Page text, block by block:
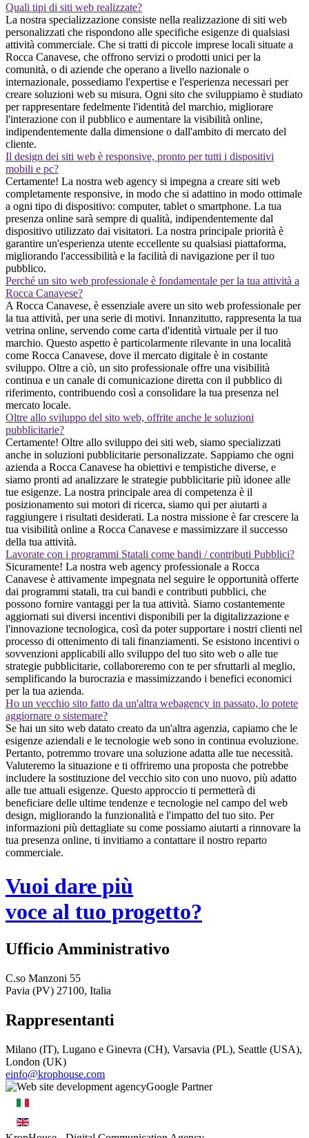
Quali tipi di siti web realizzate?
La nostra specializzazione consiste nella realizzazione di siti web
personalizzati che rispondono alle specifiche esigenze di qualsiasi
attività commerciale. Che si tratti di piccole imprese locali situate a
Rocca Canavese, che offrono servizi o prodotti unici per la
comunità, o di aziende che operano a livello nazionale o
internazionale, possediamo l'expertise e l'esperienza necessari per
creare soluzioni web su misura. Ogni sito che sviluppiamo è studiato
per rappresentare fedelmente l'identità del marchio, migliorare
l'interazione con il pubblico e aumentare la visibilità online,
indipendentemente dalla dimensione o dall'ambito di mercato del
cliente.
Il design dei siti web è responsive, pronto per tutti i dispositivi
mobili e pc?
Certamente! La nostra web agency si impegna a creare siti web
completamente responsive, in modo che si adattino in modo ottimale
a ogni tipo di dispositivo: computer, tablet o smartphone. La tua
presenza online sarà sempre di qualità, indipendentemente dal
dispositivo utilizzato dai visitatori. La nostra principale priorità è
garantire un'esperienza utente eccellente su qualsiasi piattaforma,
migliorando l'accessibilità e la facilità di navigazione per il tuo
pubblico.
Perché un sito web professionale è fondamentale per la tua attività a
Rocca Canavese?
A Rocca Canavese, è essenziale avere un sito web professionale per
la tua attività, per una serie di motivi. Innanzitutto, rappresenta la tua
vetrina online, servendo come carta d'identità virtuale per il tuo
marchio. Questo aspetto è particolarmente rilevante in una località
come Rocca Canavese, dove il mercato digitale è in costante
sviluppo. Oltre a ciò, un sito professionale offre una visibilità
continua e un canale di comunicazione diretta con il pubblico di
riferimento, contribuendo così a consolidare la tua presenza nel
mercato locale.
Oltre allo sviluppo del sito web, offrite anche le soluzioni
pubblicitarie?
Certamente! Oltre allo sviluppo dei siti web, siamo specializzati
anche in soluzioni pubblicitarie personalizzate. Sappiamo che ogni
azienda a Rocca Canavese ha obiettivi e tempistiche diverse, e
siamo pronti ad analizzare le strategie pubblicitarie più idonee alle
tue esigenze. La nostra principale area di competenza è il
posizionamento sui motori di ricerca, siamo qui per aiutarti a
raggiungere i risultati desiderati. La nostra missione è far crescere la
tua visibilità online a Rocca Canavese e massimizzare il successo
della tua attività.
Lavorate con i programmi Statali come bandi / contributi Pubblici?
Sicuramente! La nostra web agency professionale a Rocca
Canavese è attivamente impegnata nel seguire le opportunità offerte
dai programmi statali, tra cui bandi e contributi pubblici, che
possono fornire vantaggi per la tua attività. Siamo costantemente
aggiornati sui diversi incentivi disponibili per la digitalizzazione e
l'innovazione tecnologica, così da poter supportare i nostri clienti nel
processo di ottenimento di tali finanziamenti. Se esistono incentivi o
sovvenzioni applicabili allo sviluppo del tuo sito web o alle tue
strategie pubblicitarie, collaboreremo con te per sfruttarli al meglio,
semplificando la burocrazia e massimizzando i benefici economici
per la tua azienda.
Ho un vecchio sito fatto da un'altra webagency in passato, lo potete
aggiornare o sistemare?
Se hai un sito web datato creato da un'altra agenzia, capiamo che le
esigenze aziendali e le tecnologie web sono in continua evoluzione.
Pertanto, potremmo trovare una soluzione adatta alle tue necessità.
Valuteremo la situazione e ti offriremo una proposta che potrebbe
includere la sostituzione del vecchio sito con uno nuovo, più adatto
alle tue attuali esigenze. Questo approccio ti permetterà di
beneficiare delle ultime tendenze e tecnologie nel campo del web
design, migliorando la funzionalità e l'impatto del tuo sito. Per
informazioni più dettagliate su come possiamo aiutarti a rinnovare la
tua presenza online, ti invitiamo a contattare il nostro reparto
commerciale.
Vuoi dare più
voce al tuo progetto?
Ufficio Amministrativo
C.so Manzoni 55
Pavia (PV) 27100, Italia
Rappresentanti
Milano (IT), Lugano e Ginevra (CH), Varsavia (PL), Seattle (USA),
London (UK)
einfo@krophouse.com